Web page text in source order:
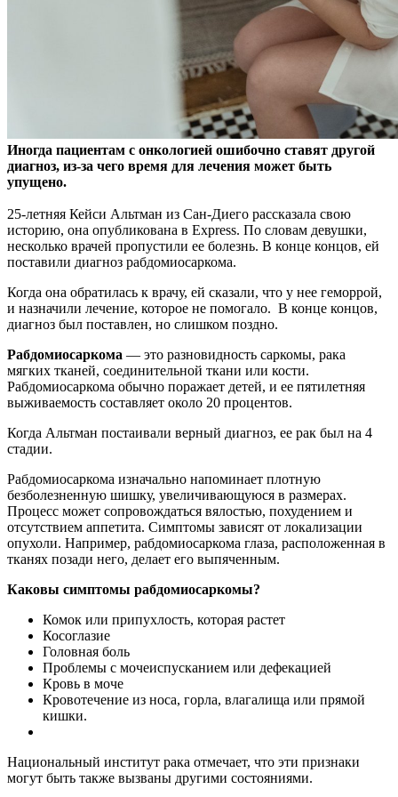
Иногда пациентам с онкологией ошибочно ставят другой
диагноз, из-за чего время для лечения может быть
упущено.
25-летняя Кейси Альтман из Сан-Диего рассказала свою
историю, она опубликована в Express. По словам девушки,
несколько врачей пропустили ее болезнь. В конце концов, ей
поставили диагноз рабдомиосаркома.
Когда она обратилась к врачу, ей сказали, что у нее геморрой,
и назначили лечение, которое не помогало. В конце концов,
диагноз был поставлен, но слишком поздно.
Рабдомиосаркома — это разновидность саркомы, рака
мягких тканей, соединительной ткани или кости.
Рабдомиосаркома обычно поражает детей, и ее пятилетняя
выживаемость составляет около 20 процентов.
Когда Альтман постаивали верный диагноз, ее рак был на 4
стадии.
Рабдомиосаркома изначально напоминает плотную
безболезненную шишку, увеличивающуюся в размерах.
Процесс может сопровождаться вялостью, похудением и
отсутствием аппетита. Симптомы зависят от локализации
опухоли. Например, рабдомиосаркома глаза, расположенная в
тканях позади него, делает его выпяченным.
Каковы симптомы рабдомиосаркомы?
Комок или припухлость, которая растет
Косоглазие
Головная боль
Проблемы с мочеиспусканием или дефекацией
Кровь в моче
Кровотечение из носа, горла, влагалища или прямой
кишки.
Национальный институт рака отмечает, что эти признаки
могут быть также вызваны другими состояниями.